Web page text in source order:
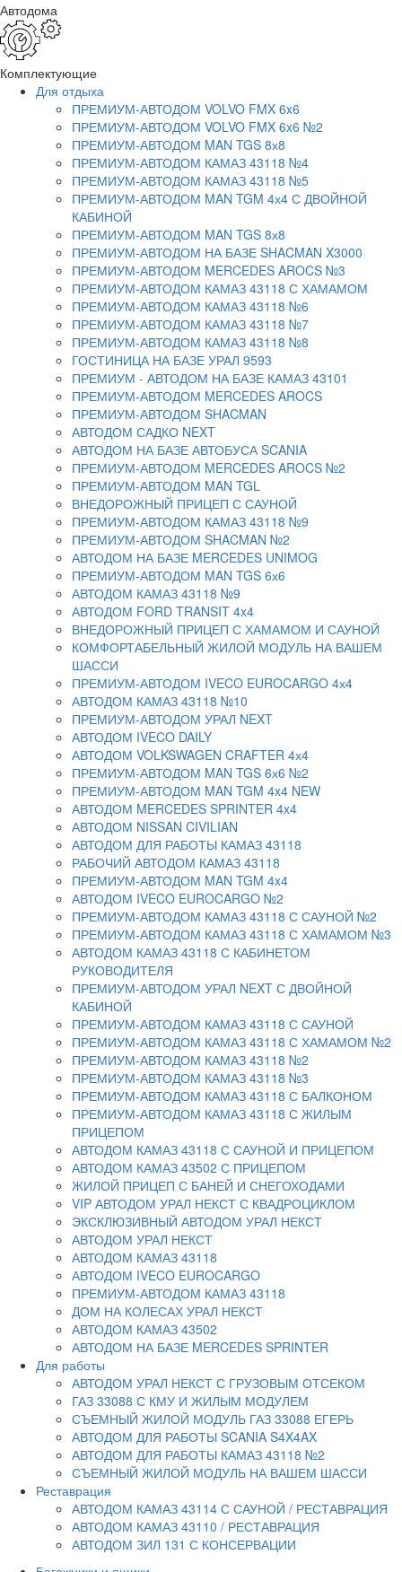
Автодома
Комплектующие
Для отдыха
ПРЕМИУМ-АВТОДОМ VOLVO FMX 6x6
ПРЕМИУМ-АВТОДОМ VOLVO FMX 6x6 №2
ПРЕМИУМ-АВТОДОМ MAN TGS 8х8
ПРЕМИУМ-АВТОДОМ КАМАЗ 43118 №4
ПРЕМИУМ-АВТОДОМ КАМАЗ 43118 №5
ПРЕМИУМ-АВТОДОМ MAN TGM 4х4 С ДВОЙНОЙ
КАБИНОЙ
ПРЕМИУМ-АВТОДОМ MAN TGS 8х8
ПРЕМИУМ-АВТОДОМ НА БАЗЕ SHACMAN X3000
ПРЕМИУМ-АВТОДОМ MERCEDES AROCS №3
ПРЕМИУМ-АВТОДОМ КАМАЗ 43118 С ХАМАМОМ
ПРЕМИУМ-АВТОДОМ КАМАЗ 43118 №6
ПРЕМИУМ-АВТОДОМ КАМАЗ 43118 №7
ПРЕМИУМ-АВТОДОМ КАМАЗ 43118 №8
ГОСТИНИЦА НА БАЗЕ УРАЛ 9593
ПРЕМИУМ - АВТОДОМ НА БАЗЕ КАМАЗ 43101
ПРЕМИУМ-АВТОДОМ MERCEDES AROCS
ПРЕМИУМ-АВТОДОМ SHACMAN
АВТОДОМ САДКО NEXT
АВТОДОМ НА БАЗЕ АВТОБУСА SCANIA
ПРЕМИУМ-АВТОДОМ MERCEDES AROCS №2
ПРЕМИУМ-АВТОДОМ MAN TGL
ВНЕДОРОЖНЫЙ ПРИЦЕП С САУНОЙ
ПРЕМИУМ-АВТОДОМ КАМАЗ 43118 №9
ПРЕМИУМ-АВТОДОМ SHACMAN №2
АВТОДОМ НА БАЗЕ MERCEDES UNIMOG
ПРЕМИУМ-АВТОДОМ MAN TGS 6х6
АВТОДОМ КАМАЗ 43118 №9
АВТОДОМ FORD TRANSIT 4x4
ВНЕДОРОЖНЫЙ ПРИЦЕП С ХАМАМОМ И САУНОЙ
КОМФОРТАБЕЛЬНЫЙ ЖИЛОЙ МОДУЛЬ НА ВАШЕМ
ШАССИ
ПРЕМИУМ-АВТОДОМ IVECO EUROCARGO 4х4
АВТОДОМ КАМАЗ 43118 №10
ПРЕМИУМ-АВТОДОМ УРАЛ NEXT
АВТОДОМ IVECO DAILY
АВТОДОМ VOLKSWAGEN CRAFTER 4х4
ПРЕМИУМ-АВТОДОМ MAN TGS 6х6 №2
ПРЕМИУМ-АВТОДОМ MAN TGM 4x4 NEW
АВТОДОМ MERCEDES SPRINTER 4x4
АВТОДОМ NISSAN CIVILIAN
АВТОДОМ ДЛЯ РАБОТЫ КАМАЗ 43118
РАБОЧИЙ АВТОДОМ КАМАЗ 43118
ПРЕМИУМ-АВТОДОМ MAN TGM 4x4
АВТОДОМ IVECO EUROCARGO №2
ПРЕМИУМ-АВТОДОМ КАМАЗ 43118 С САУНОЙ №2
ПРЕМИУМ-АВТОДОМ КАМАЗ 43118 С ХАМАМОМ №3
АВТОДОМ КАМАЗ 43118 С КАБИНЕТОМ
РУКОВОДИТЕЛЯ
ПРЕМИУМ-АВТОДОМ УРАЛ NEXT С ДВОЙНОЙ
КАБИНОЙ
ПРЕМИУМ-АВТОДОМ КАМАЗ 43118 С САУНОЙ
ПРЕМИУМ-АВТОДОМ КАМАЗ 43118 С ХАМАМОМ №2
ПРЕМИУМ-АВТОДОМ КАМАЗ 43118 №2
ПРЕМИУМ-АВТОДОМ КАМАЗ 43118 №3
ПРЕМИУМ-АВТОДОМ КАМАЗ 43118 С БАЛКОНОМ
ПРЕМИУМ-АВТОДОМ КАМАЗ 43118 С ЖИЛЫМ
ПРИЦЕПОМ
АВТОДОМ КАМАЗ 43118 С САУНОЙ И ПРИЦЕПОМ
АВТОДОМ КАМАЗ 43502 С ПРИЦЕПОМ
ЖИЛОЙ ПРИЦЕП С БАНЕЙ И СНЕГОХОДАМИ
VIP АВТОДОМ УРАЛ НЕКСТ С КВАДРОЦИКЛОМ
ЭКСКЛЮЗИВНЫЙ АВТОДОМ УРАЛ НЕКСТ
АВТОДОМ УРАЛ НЕКСТ
АВТОДОМ КАМАЗ 43118
АВТОДОМ IVECO EUROCARGO
ПРЕМИУМ-АВТОДОМ КАМАЗ 43118
ДОМ НА КОЛЕСАХ УРАЛ НЕКСТ
АВТОДОМ КАМАЗ 43502
АВТОДОМ НА БАЗЕ MERCEDES SPRINTER
Для работы
АВТОДОМ УРАЛ НЕКСТ С ГРУЗОВЫМ ОТСЕКОМ
ГАЗ 33088 С КМУ И ЖИЛЫМ МОДУЛЕМ
СЪЕМНЫЙ ЖИЛОЙ МОДУЛЬ ГАЗ 33088 ЕГЕРЬ
АВТОДОМ ДЛЯ РАБОТЫ SCANIA S4X4AX
АВТОДОМ ДЛЯ РАБОТЫ КАМАЗ 43118 №2
СЪЕМНЫЙ ЖИЛОЙ МОДУЛЬ НА ВАШЕМ ШАССИ
Реставрация
АВТОДОМ КАМАЗ 43114 С САУНОЙ / РЕСТАВРАЦИЯ
АВТОДОМ КАМАЗ 43110 / РЕСТАВРАЦИЯ
АВТОДОМ ЗИЛ 131 С КОНСЕРВАЦИИ